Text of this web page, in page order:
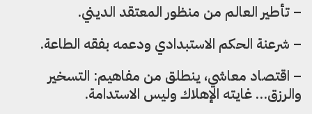
– تأطير العالم من منظور المعتقد الديني.
– شرعنة الحكم الاستبدادي ودعمه بفقه الطاعة.
– اقتصاد معاشي، ينطلق من مفاهيم: التسخير
والرزق… غايته الإهلاك وليس الاستدامة.